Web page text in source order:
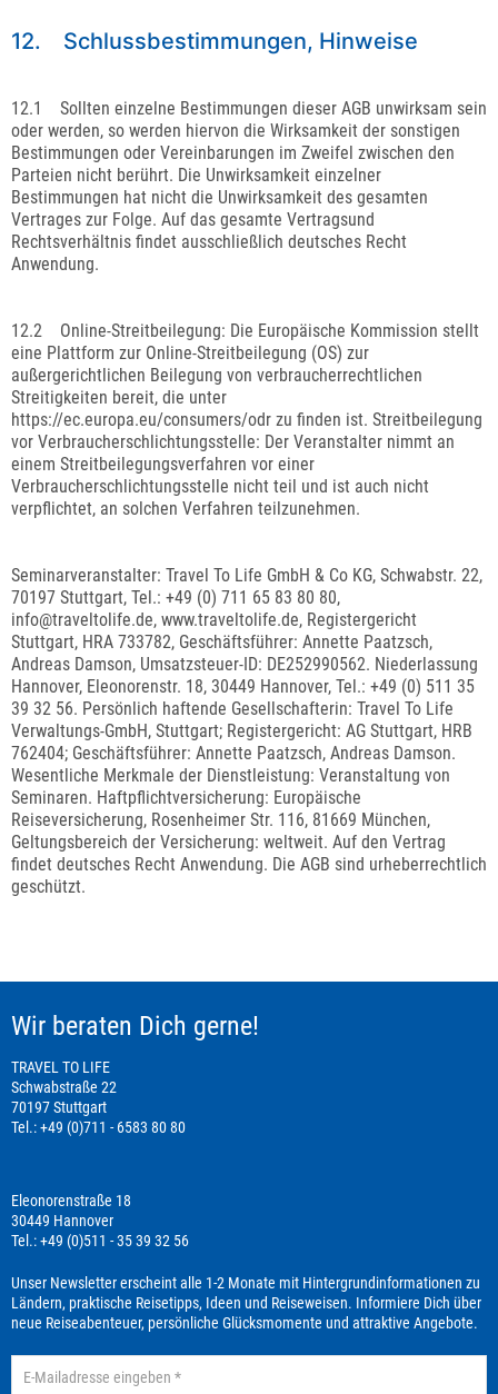
12. Schlussbestimmungen, Hinweise
12.1 Sollten einzelne Bestimmungen dieser AGB unwirksam sein
oder werden, so werden hiervon die Wirksamkeit der sonstigen
Bestimmungen oder Vereinbarungen im Zweifel zwischen den
Parteien nicht berührt. Die Unwirksamkeit einzelner
Bestimmungen hat nicht die Unwirksamkeit des gesamten
Vertrages zur Folge. Auf das gesamte Vertragsund
Rechtsverhältnis findet ausschließlich deutsches Recht
Anwendung.
12.2 Online-Streitbeilegung: Die Europäische Kommission stellt
eine Plattform zur Online-Streitbeilegung (OS) zur
außergerichtlichen Beilegung von verbraucherrechtlichen
Streitigkeiten bereit, die unter
https://ec.europa.eu/consumers/odr zu finden ist. Streitbeilegung
vor Verbraucherschlichtungsstelle: Der Veranstalter nimmt an
einem Streitbeilegungsverfahren vor einer
Verbraucherschlichtungsstelle nicht teil und ist auch nicht
verpflichtet, an solchen Verfahren teilzunehmen.
Seminarveranstalter: Travel To Life GmbH & Co KG, Schwabstr. 22,
70197 Stuttgart, Tel.: +49 (0) 711 65 83 80 80,
info@traveltolife.de, www.traveltolife.de, Registergericht
Stuttgart, HRA 733782, Geschäftsführer: Annette Paatzsch,
Andreas Damson, Umsatzsteuer-ID: DE252990562. Niederlassung
Hannover, Eleonorenstr. 18, 30449 Hannover, Tel.: +49 (0) 511 35
39 32 56. Persönlich haftende Gesellschafterin: Travel To Life
Verwaltungs-GmbH, Stuttgart; Registergericht: AG Stuttgart, HRB
762404; Geschäftsführer: Annette Paatzsch, Andreas Damson.
Wesentliche Merkmale der Dienstleistung: Veranstaltung von
Seminaren. Haftpflichtversicherung: Europäische
Reiseversicherung, Rosenheimer Str. 116, 81669 München,
Geltungsbereich der Versicherung: weltweit. Auf den Vertrag
findet deutsches Recht Anwendung. Die AGB sind urheberrechtlich
geschützt.
Wir beraten Dich gerne!
TRAVEL TO LIFE
Schwabstraße 22
70197 Stuttgart
Tel.: +49 (0)711 - 6583 80 80
Eleonorenstraße 18
30449 Hannover
Tel.: +49 (0)511 - 35 39 32 56
Unser Newsletter erscheint alle 1-2 Monate mit Hintergrundinformationen zu
Ländern, praktische Reisetipps, Ideen und Reiseweisen. Informiere Dich über
neue Reiseabenteuer, persönliche Glücksmomente und attraktive Angebote.